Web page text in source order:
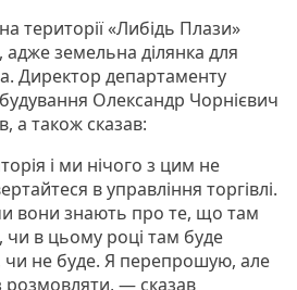
території «Либідь Плази»
земельна ділянка для
Директор департаменту
Олександр Чорнієвич
а також сказав:
і ми нічого з цим не
в управління торгівлі.
вони знають про те, що там
чи в цьому році там буде
не буде. Я перепрошую, але
розмовляти, — сказав